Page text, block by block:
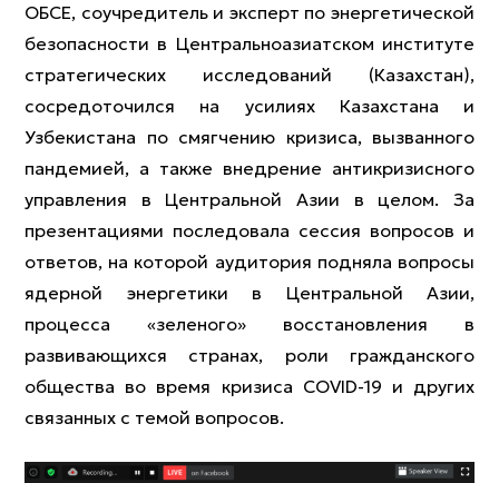
ОБСЕ, соучредитель и эксперт по энергетической
безопасности в Центральноазиатском институте
стратегических исследований (Казахстан),
сосредоточился на усилиях Казахстана и
Узбекистана по смягчению кризиса, вызванного
пандемией, а также внедрение антикризисного
управления в Центральной Азии в целом. За
презентациями последовала сессия вопросов и
ответов, на которой аудитория подняла вопросы
ядерной энергетики в Центральной Азии,
процесса «зеленого» восстановления в
развивающихся странах, роли гражданского
общества во время кризиса COVID-19 и других
связанных с темой вопросов.